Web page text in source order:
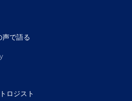
声で語る
ロジスト